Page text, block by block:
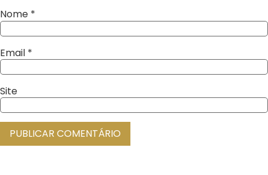
Nome *
Email *
Site